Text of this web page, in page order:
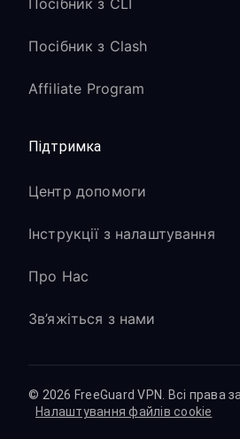
Посібник з CLI
Посібник з Clash
Affiliate Program
Підтримка
Центр допомоги
Інструкції з налаштування
Про Нас
Зв’яжіться з нами
© 2026 FreeGuard VPN. Всі права
Налаштування файлів cookie